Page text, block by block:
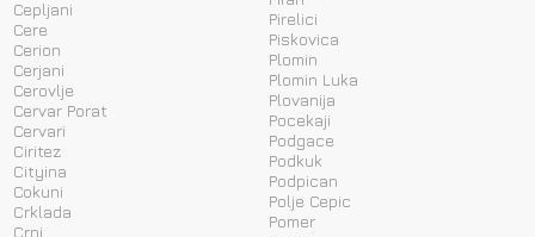
Cepljani
Cere
Cerion
Cerjani
Cerovlje
Cervar Porat
Cervari
Ciritez
Cityina
Cokuni
Crklada
Crni
Pirelici
Piskovica
Plomin
Plomin Luka
Plovanija
Pocekaji
Podgace
Podkuk
Podpican
Polje Cepic
Pomer